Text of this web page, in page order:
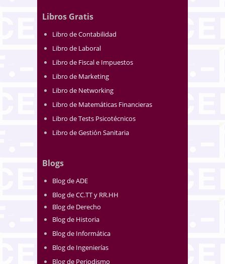
Libros Gratis
Libro de Contabilidad
Libro de Laboral
Libro de Fiscal e Impuestos
Libro de Marketing
Libro de Networking
Libro de Matemáticas Financieras
Libro de Tests Psicotécnicos
Libro de Gestión Sanitaria
Blogs
Blog de ADE
Blog de CC.TT y RR.HH
Blog de Derecho
Blog de Historia
Blog de Informática
Blog de Ingenierías
Blog de Periodismo